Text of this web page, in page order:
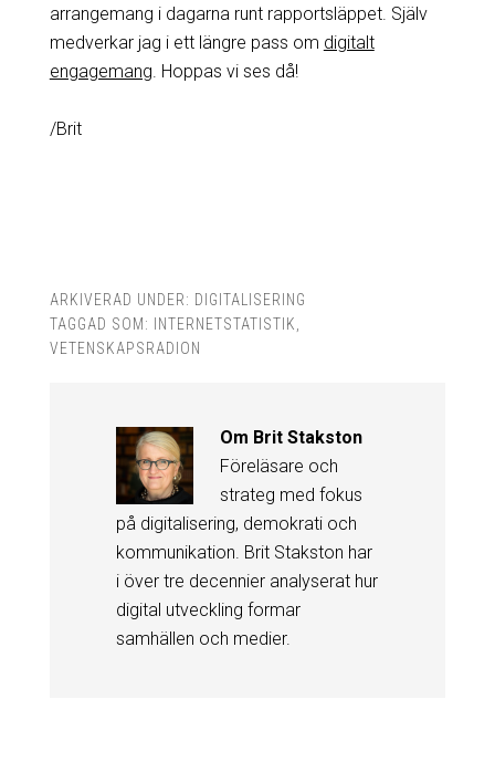
arrangemang i dagarna runt rapportsläppet. Själv
medverkar jag i ett längre pass om digitalt
engagemang . Hoppas vi ses då!
/Brit
ARKIVERAD UNDER: DIGITALISERING
TAGGAD SOM:
INTERNETSTATISTIK
VETENSKAPSRADION
Om Brit Stakston
Föreläsare och
strateg med fokus
på digitalisering, demokrati och
kommunikation. Brit Stakston har
i över tre decennier analyserat hur
digital utveckling formar
samhällen och medier.